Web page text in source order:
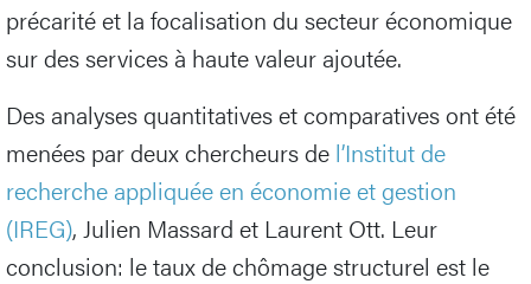
précarité et la focalisation du secteur économique
sur des services à haute valeur ajoutée.
Des analyses quantitatives et comparatives ont été
menées par deux chercheurs de l’Institut de
recherche appliquée en économie et gestion
(IREG), Julien Massard et Laurent Ott. Leur
conclusion: le taux de chômage structurel est le